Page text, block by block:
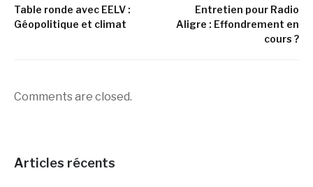
Table ronde avec EELV :
Géopolitique et climat
Entretien pour Radio
Aligre : Effondrement en
cours ?
Comments are closed.
Articles récents